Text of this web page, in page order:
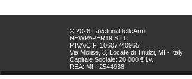
© 2026 LaVetrinaDelleArmi
NEWPAPER19 S.r.l.
P.IVA/C.F. 10607740965
Via Molise, 3, Locate di Triulzi, MI - Italy
Capitale Sociale: 20.000 € i.v.
REA: MI - 2544938